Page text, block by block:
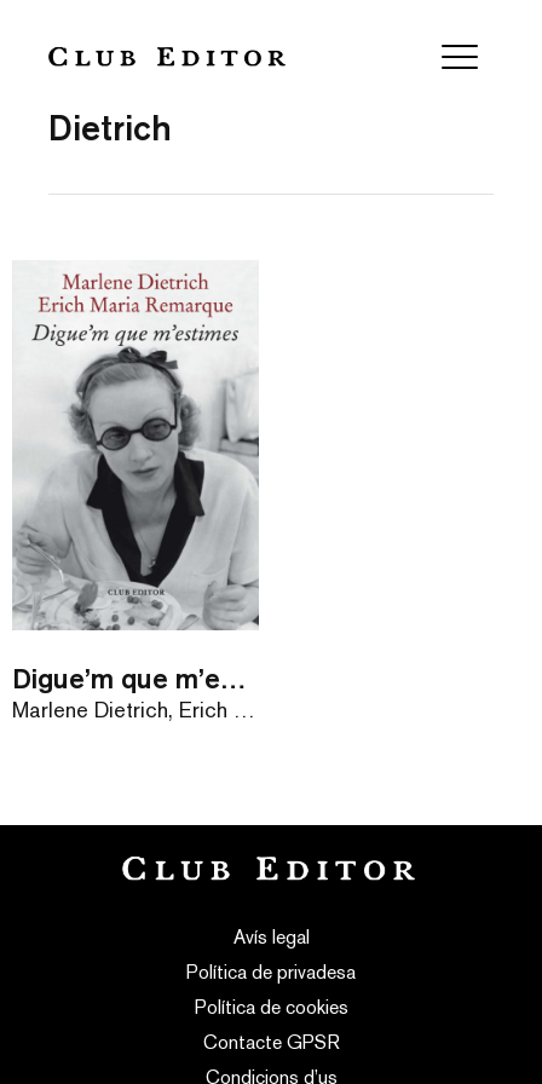
Dietrich
Digue’m que m’estimes
Marlene Dietrich, Erich Maria Remarque
Avís legal
Política de privadesa
Política de cookies
Contacte GPSR
Condicions d’us